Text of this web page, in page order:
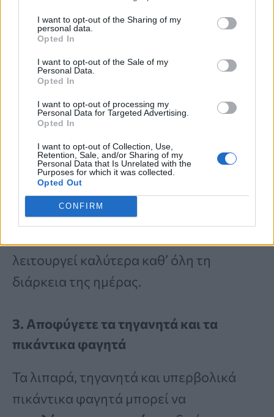
I want to opt-out of the Sharing of my
personal data.
Opted In
I want to opt-out of the Sale of my
Personal Data.
Opted In
I want to opt-out of processing my
Personal Data for Targeted Advertising.
Opted In
I want to opt-out of Collection, Use,
Retention, Sale, and/or Sharing of my
Personal Data that Is Unrelated with the
Purposes for which it was collected.
Opted Out
CONFIRM
εποχικά φρούτα και λαχανικά. Είναι
πλούσια σε
διευκολύνουν την ομαλή πέψη.
Οι φυτικές ίνες ενισχύουν την υγεία του
εντέρου και βοηθούν στη
τακτικών κενώσεων. Επίσης,
αποφύγετε τα μεγάλα, βαριά γεύματα
και προτιμήστεμικρότερα και πιο
συχνά γεύματα. Αυτό μειώνει την πίεση
λειτουργεί καλύτερα καθ’ όλη τη
διάρκεια της ημέρας.
3. Αποφύγετε τα τηγανητά και τα
πικάντικα φαγητά
Τα λιπαρά, τηγανητά και υπερβολικά
πικάντικα φαγητά μπορεί να